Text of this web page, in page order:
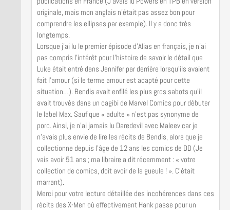
originale, mais mon anglais n’était pas assez bon pour
comprendre les ellipses par exemple). Il y a donc très
longtemps.
Lorsque j’ai lu le premier épisode d’Alias en français, je n’ai
pas compris l’intérêt pour l’histoire de savoir le détail que
Luke était entré dans Jennifer par derrière lorsqu’ils avaient
fait l’amour (si le terme amour est adapté pour cette
situation…). Bendis avait enfilé les plus gros sabots qu’il
avait trouvés dans un cagibi de Marvel Comics pour débuter
le label Max. Sauf que « adulte » n’est pas synonyme de
porc. Ainsi, je n’ai jamais lu Daredevil avec Maleev car je
n’avais plus envie de lire les récits de Bendis, alors que je
collectionne depuis l’âge de 12 ans les comics de DD (Je
vais avoir 51 ans ; ma libraire a dit récemment : « votre
collection de comics, doit avoir de la gueule ! ». C’était
marrant).
Merci pour votre lecture détaillée des incohérences dans ces
récits des X-Men où effectivement Hank passe pour un